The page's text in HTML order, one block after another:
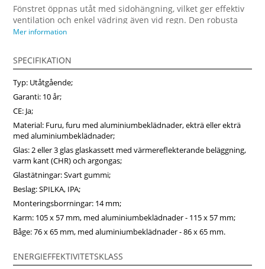
Fönstret öppnas utåt med sidohängning, vilket ger effektiv
ventilation och enkel vädring även vid regn. Den robusta
träkonstruktionen ger god värmeisolering och hög
öppningsbegränsare för säker vädring samt funktionsglas
för bättre solskydd, bullerdämpning eller ökad säkerhet.
Detta är ett energieffektivt sidohängt träfönster för dig som
vill ha stabil kvalitet och flexibla anpassningar. Beställ
direkt hos fonsterpro.se.
Mer information
SPECIFIKATION
Typ: Utåtgående;
Garanti: 10 år;
CE: Ja;
Material: Furu, furu med aluminiumbeklädnader, ekträ eller ekträ
med aluminiumbeklädnader;
Glas: 2 eller 3 glas glaskassett med värmereflekterande beläggning,
varm kant (CHR) och argongas;
Glastätningar: Svart gummi;
Beslag: SPILKA, IPA;
Monteringsborrningar: 14 mm;
Karm: 105 x 57 mm, med aluminiumbeklädnader - 115 x 57 mm;
Båge: 76 x 65 mm, med aluminiumbeklädnader - 86 x 65 mm.
ENERGIEFFEKTIVITETSKLASS